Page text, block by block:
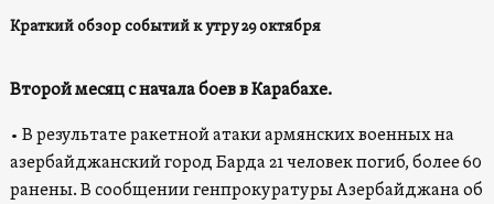
Краткий обзор событий к утру 29 октября
Второй месяц с начала боев в Карабахе.
• В результате ракетной атаки армянских военных на
азербайджанский город Барда 21 человек погиб, более 60
ранены. В сообщении генпрокуратуры Азербайджана об